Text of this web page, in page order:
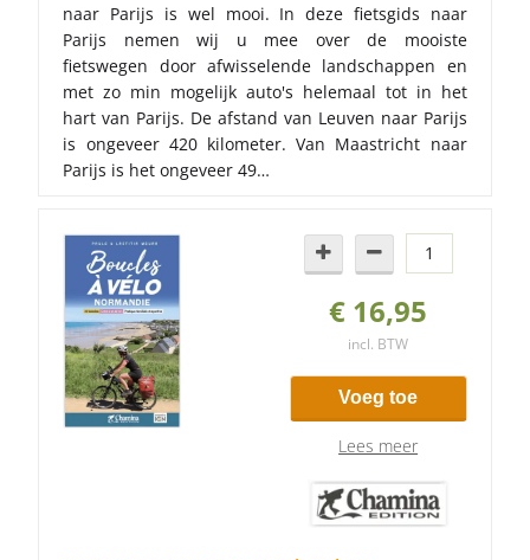
naar Parijs is wel mooi. In deze fietsgids naar
Parijs nemen wij u mee over de mooiste
fietswegen door afwisselende landschappen en
met zo min mogelijk auto's helemaal tot in het
hart van Parijs. De afstand van Leuven naar Parijs
is ongeveer 420 kilometer. Van Maastricht naar
Parijs is het ongeveer 49…
€ 16,95
incl. BTW
Voeg toe
Lees meer